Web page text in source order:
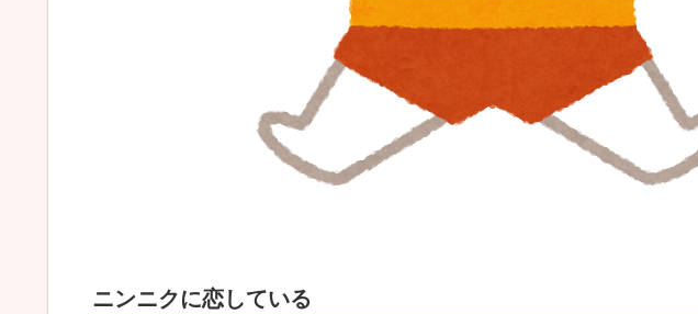
ニンニクに恋している